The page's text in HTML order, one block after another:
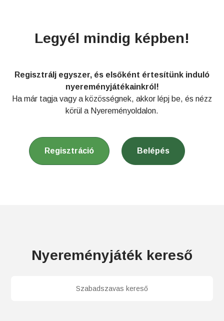
Legyél mindig képben!
Regisztrálj egyszer, és elsőként értesítünk induló
nyereményjátékainkról!
Ha már tagja vagy a közösségnek, akkor lépj be, és nézz
körül a Nyereményoldalon.
Regisztráció Belépés
Nyereményjáték kereső